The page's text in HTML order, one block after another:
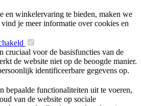
en winkelervaring te bieden, maken we
je meer informatie over cookies en
cruciaal voor de basisfuncties van de
de website niet op de beoogde manier.
identificeerbare gegevens op.
bepaalde functionaliteiten uit te voeren,
van de website op sociale